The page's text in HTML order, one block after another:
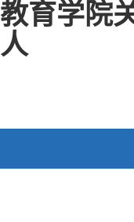
教育学院
人